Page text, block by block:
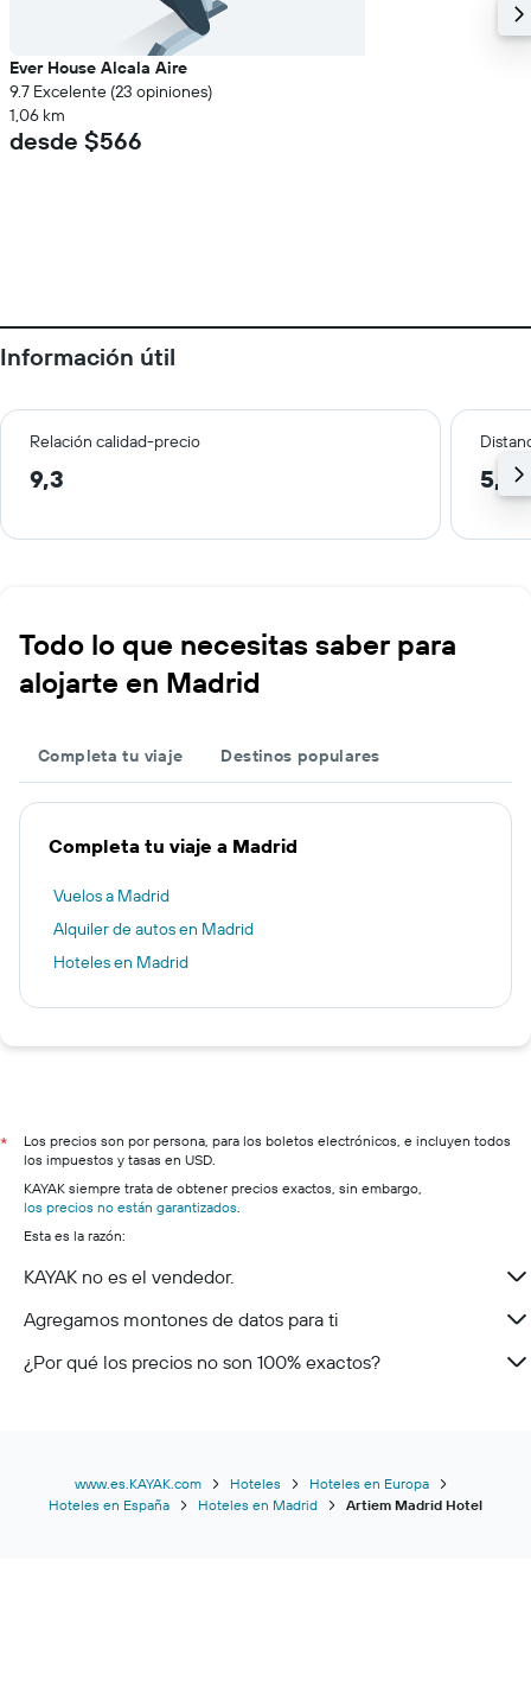
Ever House Alcala Aire
9.7 Excelente (23 opiniones)
1,06 km
desde $566
Información útil
Relación calidad-precio
9,3 5,5
Todo lo que necesitas saber para
alojarte en Madrid
Completa tu viaje Destinos populares
Completa tu viaje a Madrid
Vuelos a Madrid
Alquiler de autos en Madrid
Hoteles en Madrid
*
Los precios son por persona, para los boletos electrónicos, e incluyen todos
los impuestos y tasas en USD.
KAYAK siempre trata de obtener precios exactos, sin embargo,
los precios no están garantizados.
Esta es la razón:
KAYAK no es el vendedor.
Agregamos montones de datos para ti
¿Por qué los precios no son 100% exactos?
www.es.KAYAK.com Hoteles
Hoteles en Europa
Hoteles en España
Hoteles en Madrid Artiem Madrid Hotel